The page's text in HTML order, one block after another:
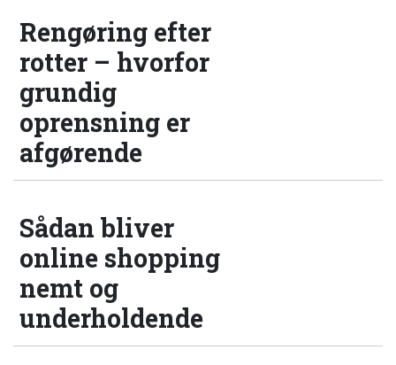
Rengøring efter
rotter – hvorfor
grundig
oprensning er
afgørende
Sådan bliver
online shopping
nemt og
underholdende